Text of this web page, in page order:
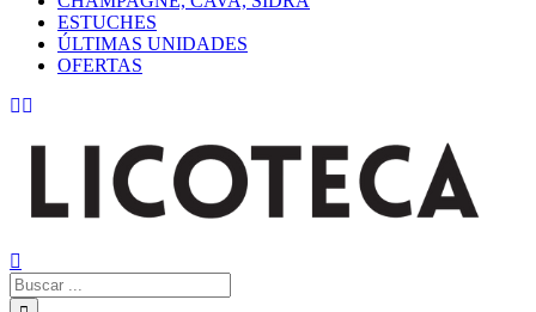
ESTUCHES
ÚLTIMAS UNIDADES
OFERTAS